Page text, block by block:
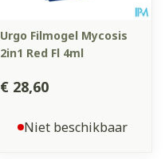
Urgo Filmogel Mycosis
2in1 Red Fl 4ml
€ 28,60
Niet beschikbaar